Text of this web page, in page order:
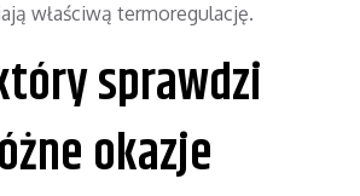
właściwą termoregulację.
sprawdzi
okazje